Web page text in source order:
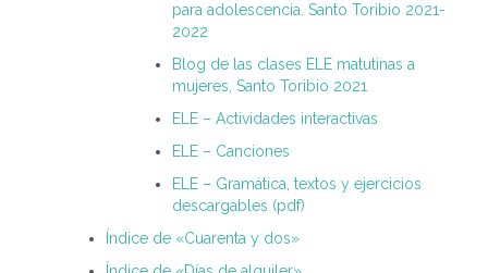
para adolescencia. Santo Toribio 2021-
2022
Blog de las clases ELE matutinas a
mujeres, Santo Toribio 2021
ELE – Actividades interactivas
ELE – Canciones
ELE – Gramática, textos y ejercicios
descargables (pdf)
Índice de «Cuarenta y dos»